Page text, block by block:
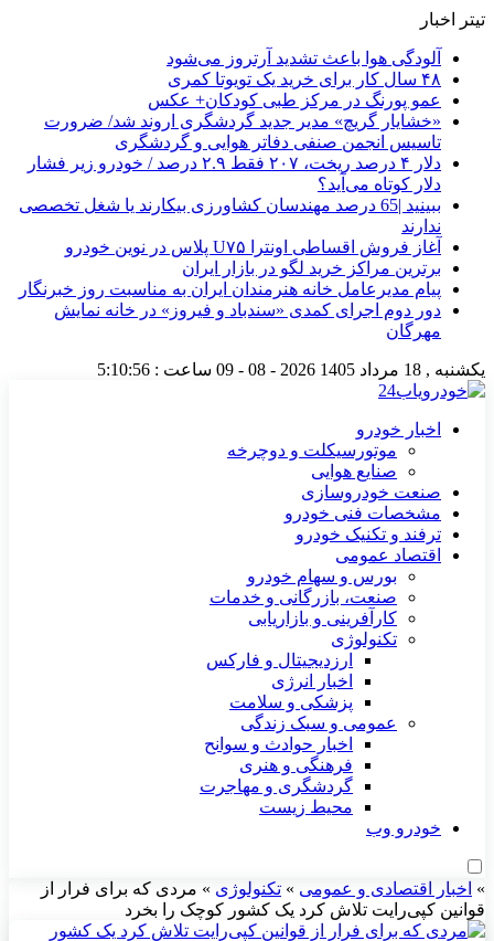
تیتر اخبار
آلودگی هوا باعث تشدید آرتروز می‌شود
۴۸ سال کار برای خرید یک تویوتا کمری
عمو پورنگ در مرکز طبی کودکان+ عکس
«خشایار گریچ» مدیر جدید گردشگری اروند شد/ ضرورت
تاسیس انجمن صنفی دفاتر هوایی و گردشگری
دلار ۴ درصد ریخت، ۲۰۷ فقط ۲.۹ درصد / خودرو زیر فشار
دلار کوتاه می‌آید؟
ببینید |65 درصد مهندسان کشاورزی بیکارند یا شغل تخصصی
ندارند
آغاز فروش اقساطی اونترا U۷۵ پلاس در نوین خودرو
برترین مراکز خرید لگو در بازار ایران
پیام مدیرعامل خانه هنرمندان ایران به مناسبت روز خبرنگار
دور دوم اجرای کمدی «سندباد و فیروز» در خانه نمایش
مهرگان
یکشنبه , 18 مرداد 1405 2026 - 08 - 09 ساعت : 5:10:57
اخبار خودرو
موتورسیکلت و دوچرخه
صنایع هوایی
صنعت خودروسازی
مشخصات فنی خودرو
ترفند و تکنیک خودرو
اقتصاد عمومی
بورس و سهام خودرو
صنعت، بازرگانی و خدمات
کارآفرینی و بازاریابی
تکنولوژی
ارزدیجیتال و فارکس
اخبار انرژی
پزشکی و سلامت
عمومی و سبک زندگی
اخبار حوادث و سوانح
فرهنگی و هنری
گردشگری و مهاجرت
محیط زیست
خودرو وب
» اخبار اقتصادی و عمومی » تکنولوژی » مردی که برای فرار از
قوانین کپی‌رایت تلاش کرد یک کشور کوچک را بخرد